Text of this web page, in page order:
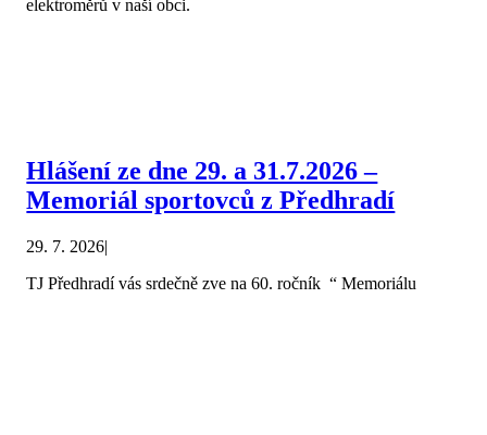
elektroměrů v naší obci.
Hlášení ze dne 29. a 31.7.2026 –
Memoriál sportovců z Předhradí
29. 7. 2026|
TJ Předhradí vás srdečně zve na 60. ročník “ Memoriálu